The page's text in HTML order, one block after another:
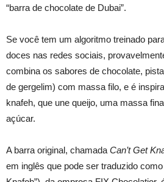
“barra de chocolate de Dubai”.
Se você tem um algoritmo treinado
doces nas redes sociais,
combina os sabores de chocolate,
de gergelim) com massa filo, e é
knafeh, que une queijo, uma massa
açúcar.
A barra original, chamadaCan’t Get
em inglês que pode ser traduzido